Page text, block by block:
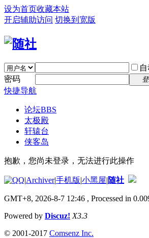
设为首页收藏本站
开启辅助访问 切换到宽版
密码
快捷导航
论坛BBS
太极殿
轩辕台
侠客岛
抱歉，您尚未登录，无法进行此操作
|Archiver|手机版|小黑屋|随社
GMT+8, 2026-8-7 12:46 , Processed in
Powered by Discuz! X3.3
© 2001-2017 Comsenz Inc.